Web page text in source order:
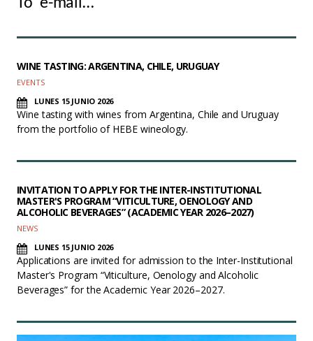
Το e-mail…
WINE TASTING: ARGENTINA, CHILE, URUGUAY
EVENTS
LUNES 15 JUNIO 2026
Wine tasting with wines from Argentina, Chile and Uruguay
from the portfolio of HEBE wineology.
INVITATION TO APPLY FOR THE INTER-INSTITUTIONAL
MASTER'S PROGRAM “VITICULTURE, OENOLOGY AND
ALCOHOLIC BEVERAGES” (ACADEMIC YEAR 2026–2027)
NEWS
LUNES 15 JUNIO 2026
Applications are invited for admission to the Inter-Institutional
Master's Program “Viticulture, Oenology and Alcoholic
Beverages” for the Academic Year 2026–2027.